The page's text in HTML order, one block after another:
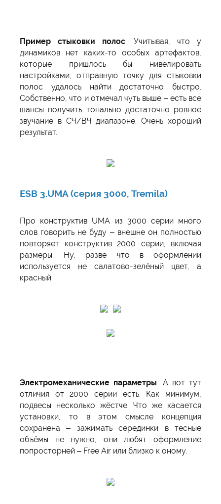
Пример стыковки полос . Учитывая, что у
динамиков нет каких-то особых артефактов,
которые пришлось бы нивелировать
настройками, отправную точку для стыковки
полос удалось найти достаточно быстро.
Собственно, что и отмечал чуть выше – есть все
шансы получить тонально достаточно ровное
звучание в СЧ/ВЧ диапазоне. Очень хороший
результат.
ESB 3.UMA (серия 3000, Tremila)
Про конструктив UMA из 3000 серии много
слов говорить не буду – внешне он полностью
повторяет конструктив 2000 серии, включая
размеры. Ну, разве что в оформлении
используется не салатово-зелёный цвет, а
красный.
Электромеханические параметры . А вот тут
отличия от 2000 серии есть. Как минимум,
подвесы несколько жёстче. Что же касается
установки, то в этом смысле концепция
сохранена – зажимать серединки в тесные
объёмы не нужно, они любят оформление
попросторней – Free Air или близко к оному.